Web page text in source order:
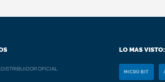
OFICIAL
LO MAS VISTO:
MICRO:BIT